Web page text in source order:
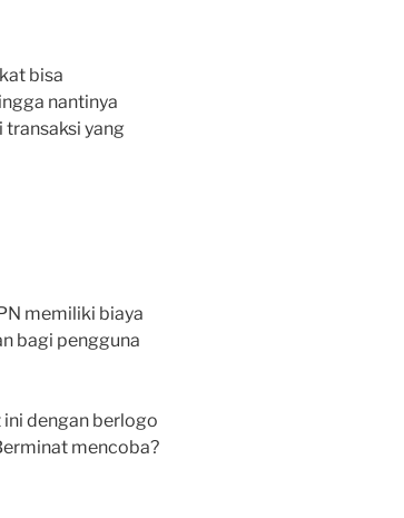
bisa
nantinya
yang
memiliki biaya
bagi pengguna
dengan berlogo
mencoba?